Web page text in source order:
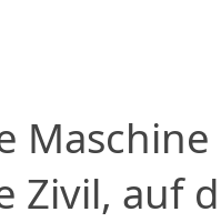
Zivil, auf